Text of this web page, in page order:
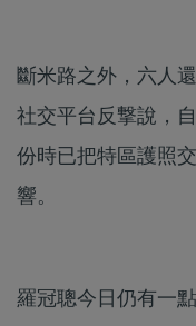
斷米路之外，六人
社交平台反撃說，
份時已把特區護照
響。
羅冠聰今日仍有一